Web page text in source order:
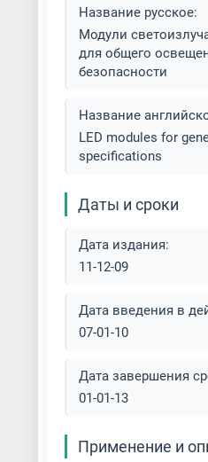
Название русское:
Модули
для общего
безопасности
Название
LED modules for
specifications
Даты и сроки
Дата издания:
11-12-09
Дата введения в
07-01-10
Дата завершения
01-01-13
Применение и